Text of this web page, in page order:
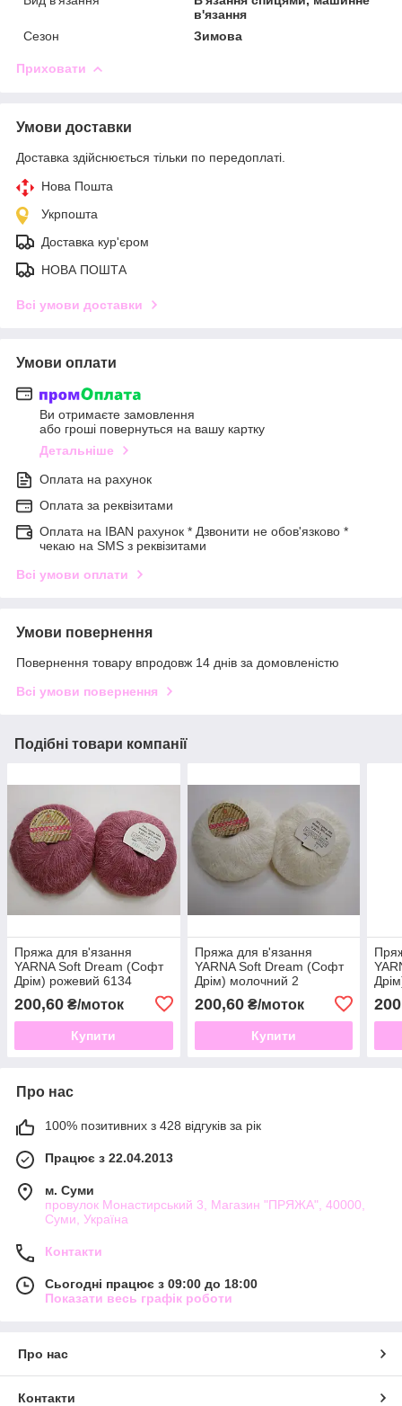
в'язання
Сезон
Зимова
Приховати
Умови доставки
Доставка здійснюється тільки по передоплаті.
Нова Пошта
Укрпошта
Доставка кур'єром
НОВА ПОШТА
Всі умови доставки
Умови оплати
Ви отримаєте замовлення
або гроші повернуться на вашу картку
Детальніше
Оплата на рахунок
Оплата за реквізитами
Оплата на IBAN рахунок * Дзвонити не обов'язково *
чекаю на SMS з реквізитами
Всі умови оплати
Умови повернення
Повернення товару впродовж 14 днів за домовленістю
Всі умови повернення
Подібні товари компанії
Пряжа для в'язання
YARNA Soft Dream (Софт
Дрім) рожевий 6134
200,60 ₴/моток
Купити
Пряжа для в'язання
YARNA Soft Dream (Софт
Дрім) молочний 2
200,60₴/моток
Купити
Про нас
100% позитивних з 428 відгуків за рік
Працює з 22.04.2013
м. Суми
провулок Монастирський 3, Магазин "ПРЯЖА", 40000,
Суми, Україна
Контакти
Сьогодні працює з 09:00 до 18:00
Показати весь графік роботи
Про нас
Контакти